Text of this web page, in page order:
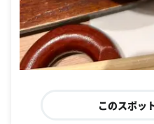
このスポッ